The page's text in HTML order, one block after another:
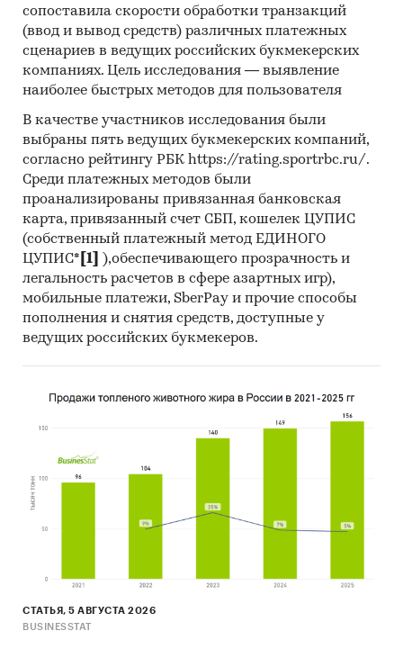
совокупности. Обработке и анализу подлежат
все доступные исследователю документы.
Категории: Потребительские товары / ... /
Напитки / Алкогольные напитки
сопоставила скорости обработки транзакций
(ввод и вывод средств) различных платежных
сценариев в ведущих российских букмекерских
компаниях. Цель исследования — выявление
наиболее быстрых методов для пользователя
В качестве участников исследования были
выбраны пять ведущих букмекерских компаний,
согласно рейтингу РБК https://rating.sportrbc.ru/.
Среди платежных методов были
проанализированы привязанная банковская
карта, привязанный счет СБП, кошелек ЦУПИС
(собственный платежный метод ЕДИНОГО
ЦУПИС* [1]
),обеспечивающего прозрачность и
легальность расчетов в сфере азартных игр),
мобильные платежи, SberPay и прочие способы
пополнения и снятия средств, доступные у
ведущих российских букмекеров.
СТАТЬЯ, 5 АВГУСТА 2026
BUSINESSTAT